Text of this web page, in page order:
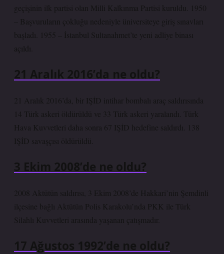
geçişinin ilk partisi olan Milli Kalkınma Partisi kuruldu. 1950
– Başvuruların çokluğu nedeniyle üniversiteye giriş sınavları
başladı. 1955 – İstanbul Sultanahmet’te yeni adliye binası
açıldı.
21 Aralık 2016’da ne oldu?
21 Aralık 2016’da, bir IŞİD intihar bombalı araç saldırısında
14 Türk askeri öldürüldü ve 33 Türk askeri yaralandı. Türk
Hava Kuvvetleri daha sonra 67 IŞİD hedefine saldırdı. 138
IŞİD savaşçısı öldürüldü.
3 Ekim 2008’de ne oldu?
2008 Aktütün saldırısı, 3 Ekim 2008’de Hakkari’nin Şemdinli
ilçesine bağlı Aktütün Polis Karakolu’nda PKK ile Türk
Silahlı Kuvvetleri arasında yaşanan çatışmadır.
17 Ağustos 1992’de ne oldu?